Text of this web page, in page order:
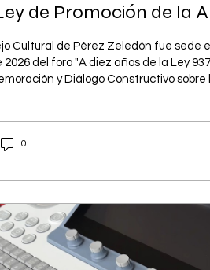
de Promoción de la
Cultural de Pérez Zeledón fue sede
2026 del foro "A diez años de la Ley
y Diálogo Constructivo sobre
en la implementación de la Ley 9379,
0